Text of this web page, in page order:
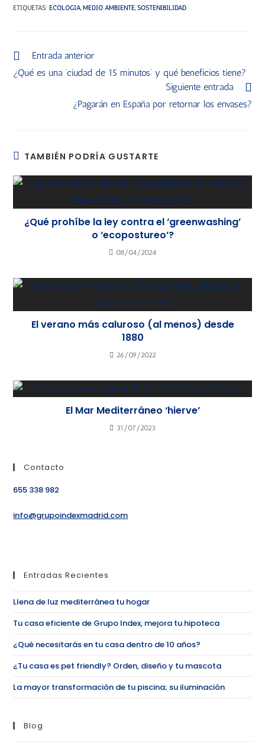
ETIQUETAS:ECOLOGÍA, MEDIO AMBIENTE, SOSTENIBILIDAD
Entrada anterior
¿Qué es una ‘ciudad de 15 minutos’ y qué beneficios tiene?
Siguiente entrada
¿Pagarán en España por retornar los envases?
TAMBIÉN PODRÍA GUSTARTE
¿Qué prohíbe la ley contra el ‘greenwashing’
o ‘ecopostureo’?
08/04/2024
El verano más caluroso (al menos) desde
1880
26/09/2022
El Mar Mediterráneo ‘hierve’
31/07/2023
Contacto
655 338 982
info@grupoindexmadrid.com
Entradas Recientes
Llena de luz mediterránea tu hogar
Tu casa eficiente de Grupo Index, mejora tu hipoteca
¿Qué necesitarás en tu casa dentro de 10 años?
¿Tu casa es pet friendly? Orden, diseño y tu mascota
La mayor transformación de tu piscina; su iluminación
Blog